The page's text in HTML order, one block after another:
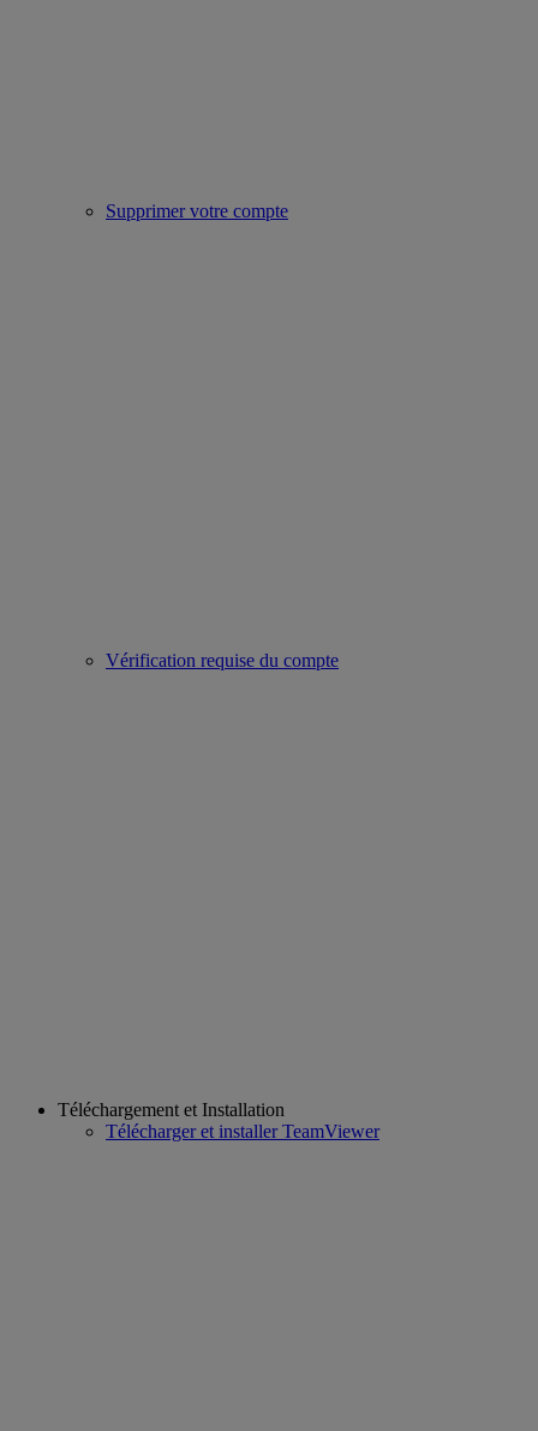
Supprimer votre compte
Vérification requise du compte
Téléchargement et Installation
Télécharger et installer TeamViewer